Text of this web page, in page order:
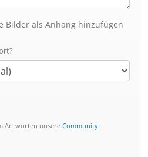
Bilder als Anhang hinzufügen
Antworten unsere Community-